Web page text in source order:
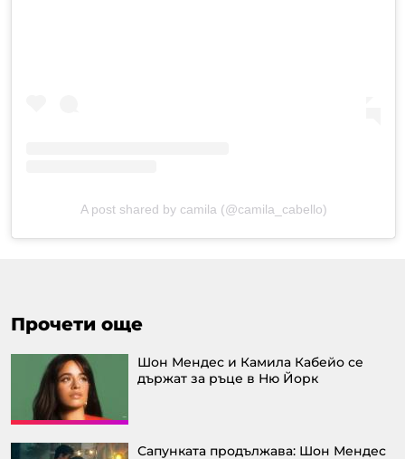
A post shared by camila (@camila_cabello)
Прочети още
Шон Мендес и Камила Кабейо се
държат за ръце в Ню Йорк
Сапунката продължава: Шон Мендес